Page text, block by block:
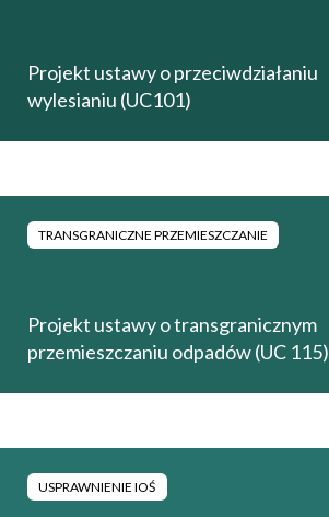
Projekt ustawy o przeciwdziałaniu
wylesianiu (UC101)
TRANSGRANICZNE PRZEMIESZCZANIE
Projekt ustawy o transgranicznym
przemieszczaniu odpadów (UC 115)
USPRAWNIENIE IOŚ